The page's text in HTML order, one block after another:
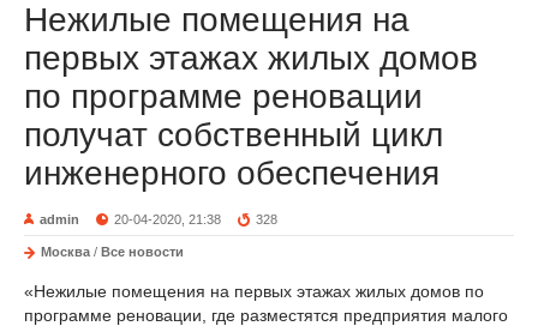
Нежилые помещения на
первых этажах жилых домов
по программе реновации
получат собственный цикл
инженерного обеспечения
admin 20-04-2020, 21:38 328
Москва / Все новости
«Нежилые помещения на первых этажах жилых домов по
программе реновации, где разместятся предприятия малого